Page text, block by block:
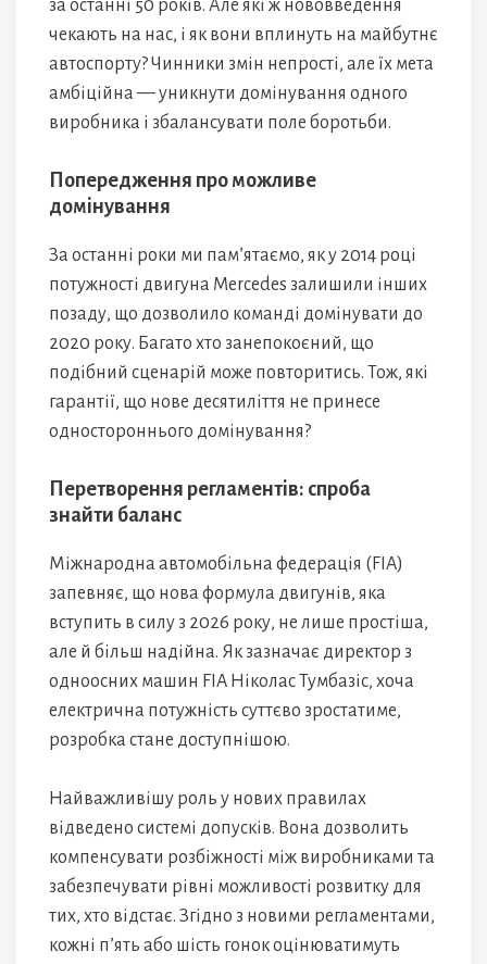
за останні 50 років. Але які ж нововведення
чекають на нас, і як вони вплинуть на майбутнє
автоспорту? Чинники змін непрості, але їх мета
амбіційна — уникнути домінування одного
виробника і збалансувати поле боротьби.
Попередження про можливе
домінування
За останні роки ми пам’ятаємо, як у 2014 році
потужності двигуна Mercedes залишили інших
позаду, що дозволило команді домінувати до
2020 року. Багато хто занепокоєний, що
подібний сценарій може повторитись. Тож, які
гарантії, що нове десятиліття не принесе
одностороннього домінування?
Перетворення регламентів: спроба
знайти баланс
Міжнародна автомобільна федерація (FIA)
запевняє, що нова формула двигунів, яка
вступить в силу з 2026 року, не лише простіша,
але й більш надійна. Як зазначає директор з
одноосних машин FIA Ніколас Тумбазіс, хоча
електрична потужність суттєво зростатиме,
розробка стане доступнішою.
Найважливішу роль у нових правилах
відведено системі допусків. Вона дозволить
компенсувати розбіжності між виробниками та
забезпечувати рівні можливості розвитку для
тих, хто відстає. Згідно з новими регламентами,
кожні п’ять або шість гонок оцінюватимуть